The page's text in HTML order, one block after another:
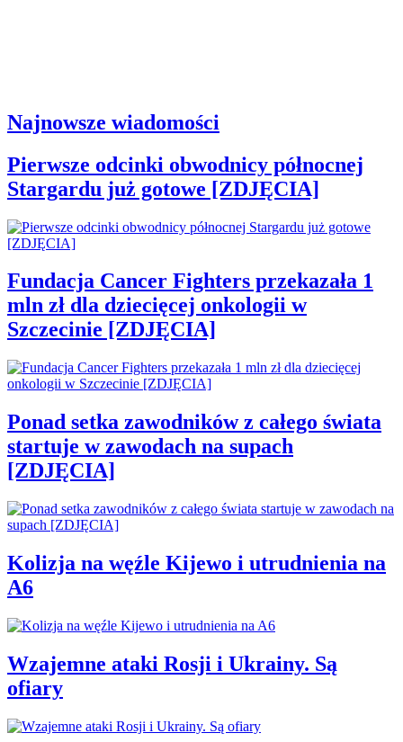
Najnowsze wiadomości
Pierwsze odcinki obwodnicy północnej
Stargardu już gotowe [ZDJĘCIA]
Fundacja Cancer Fighters przekazała 1
mln zł dla dziecięcej onkologii w
Szczecinie [ZDJĘCIA]
Ponad setka zawodników z całego świata
startuje w zawodach na supach
[ZDJĘCIA]
Kolizja na węźle Kijewo i utrudnienia na
A6
Wzajemne ataki Rosji i Ukrainy. Są
ofiary